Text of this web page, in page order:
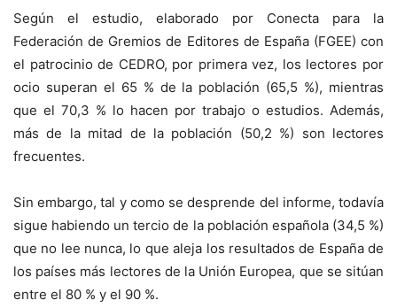
Según el estudio, elaborado por Conecta para la
Federación de Gremios de Editores de España (FGEE) con
el patrocinio de CEDRO, por primera vez, los lectores por
ocio superan el 65 % de la población (65,5 %), mientras
que el 70,3 % lo hacen por trabajo o estudios. Además,
más de la mitad de la población (50,2 %) son lectores
frecuentes.
Sin embargo, tal y como se desprende del informe, todavía
sigue habiendo un tercio de la población española (34,5 %)
que no lee nunca, lo que aleja los resultados de España de
los países más lectores de la Unión Europea, que se sitúan
entre el 80 % y el 90 %.